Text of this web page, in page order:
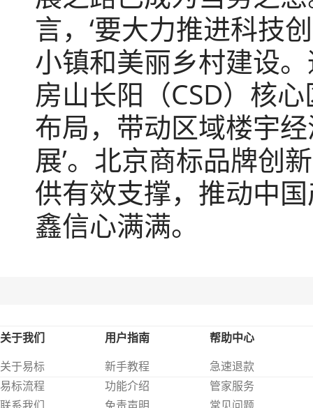
言，‘要大力推进科技
小镇和美丽乡村建设
房山长阳（CSD）核
布局，带动区域楼宇
展’。北京商标品牌创
供有效支撑，推动中
鑫信心满满。
关于我们
关于易标
易标流程
用户指南
新手教程
功能介绍
帮助中心
急速退款
管家服务